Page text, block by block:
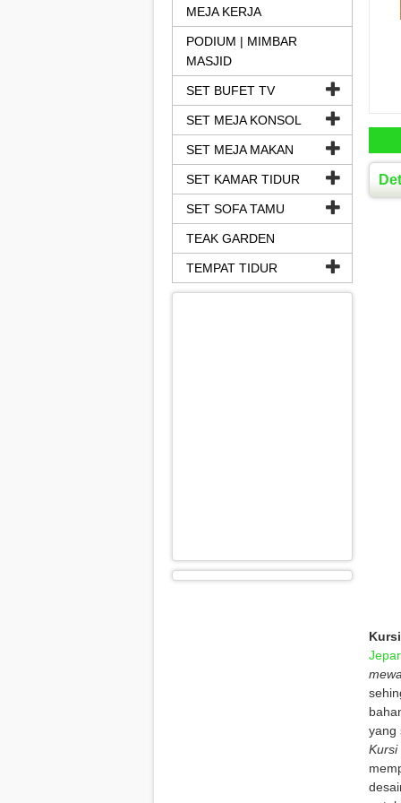
yang
Kursi
MEJA KERJA
PODIUM | MIMBAR
MASJID
SET BUFET TV
SET MEJA KONSOL
SET MEJA MAKAN
SET KAMAR TIDUR
SET SOFA TAMU
TEAK GARDEN
TEMPAT TIDUR